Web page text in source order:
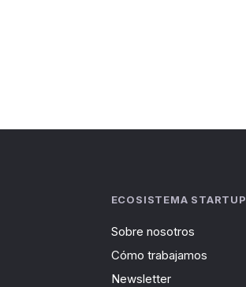
ECOSISTEMA STARTUP
Sobre nosotros
Cómo trabajamos
Newsletter